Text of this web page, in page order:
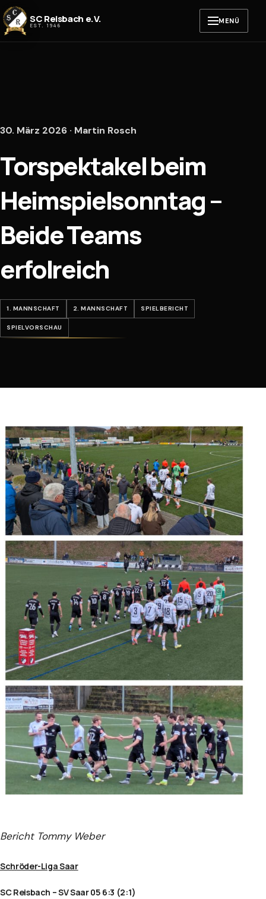
Zum Inhalt springen
SC Reisbach e.V.
EST. 1946 MENÜ
30. März 2026 · Martin Rosch
Torspektakel beim
Heimspielsonntag –
Beide Teams
erfolreich
1. MANNSCHAFT 2. MANNSCHAFT SPIELBERICHT
SPIELVORSCHAU
Bericht Tommy Weber
Schröder-Liga Saar
SC Reisbach – SV Saar 05 6:3 (2:1)